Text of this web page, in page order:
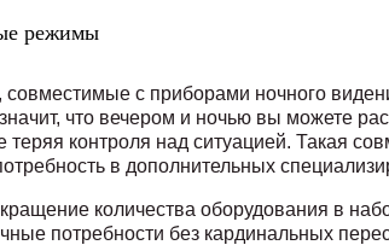
режимы
с приборами ночного
что вечером и ночью вы можете
контроля над ситуацией. Такая
в дополнительных
количества оборудования в
потребности без кардинальных